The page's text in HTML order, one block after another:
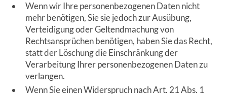
Wenn wir Ihre personenbezogenen Daten nicht
mehr benötigen, Sie sie jedoch zur Ausübung,
Verteidigung oder Geltendmachung von
Rechtsansprüchen benötigen, haben Sie das Recht,
statt der Löschung die Einschränkung der
Verarbeitung Ihrer personenbezogenen Daten zu
verlangen.
Wenn Sie einen Widerspruch nach Art. 21 Abs. 1